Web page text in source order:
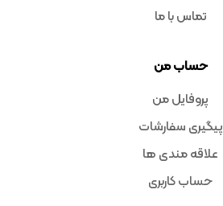
تماس با ما
حساب من
پروفایل من
پیگیری سفارشات
علاقه مندی ها
حساب کاربری